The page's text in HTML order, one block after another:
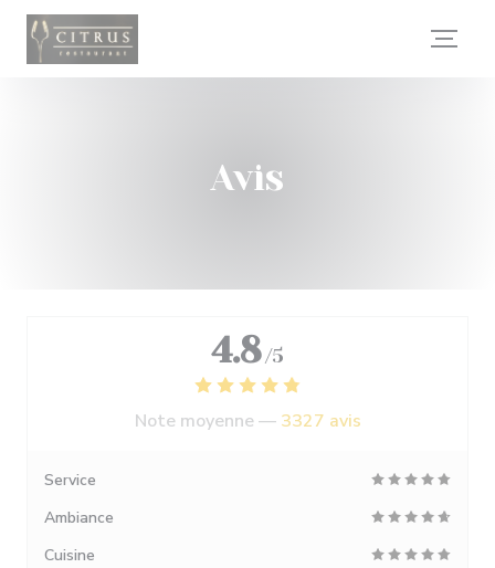
Personnalisation de vos choix en matière de cookies
Avis
4.8 /5
Note moyenne — 3327 avis
Service
Ambiance
Cuisine